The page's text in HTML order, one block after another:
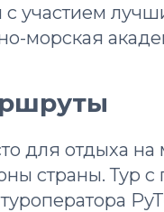
участием
морская
для отдыха на
страны. Тур